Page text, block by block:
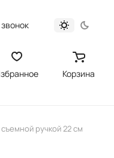
Корзина
ручкой 22 см